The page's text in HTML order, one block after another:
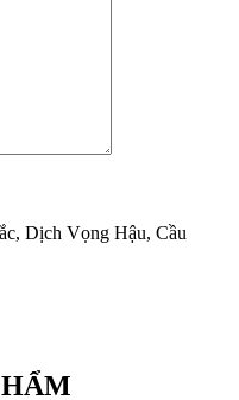
Dịch Vọng Hậu, Cầu